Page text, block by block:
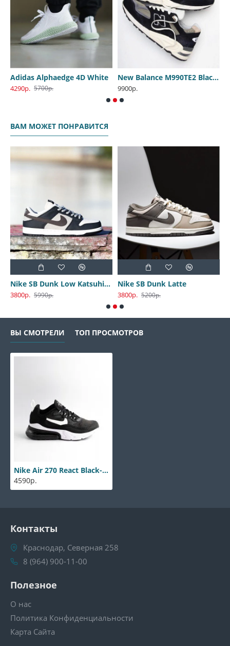
Adidas Alphaedge 4D White
4290р. 5700р.
New Balance M990TE2 Black True Camo
9900р.
ВАМ МОЖЕТ ПОНРАВИТСЯ
Nike SB Dunk Low Katsuhiro Otomo
3800р. 5990р.
Nike SB Dunk Latte
3800р. 5200р.
ВЫ СМОТРЕЛИ ТОП ПРОСМОТРОВ
Nike Air 270 React Black-white
4590р.
Контакты
Краснодар, Северная 258
8 (964) 900-11-00
Полезное
О нас
Политика Конфиденциальности
Карта Сайта